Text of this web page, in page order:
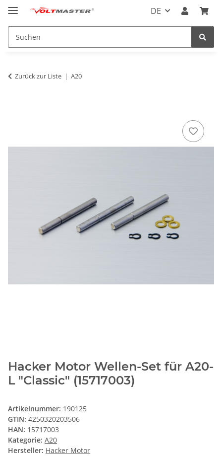
DE
Zurück zur Liste A20
Hacker Motor Wellen-Set für A20-
L "Classic" (15717003)
Artikelnummer: 190125
GTIN: 4250320203506
HAN: 15717003
Kategorie: A20
Hersteller: Hacker Motor